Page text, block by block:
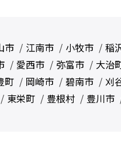
市 江南市 小牧市 稲
愛西市 弥富市 大治
町 岡崎市 碧南市 刈
東栄町 豊根村 豊川市